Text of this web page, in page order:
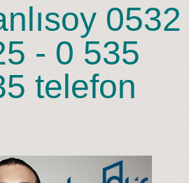
0532
- 0 535
telefon